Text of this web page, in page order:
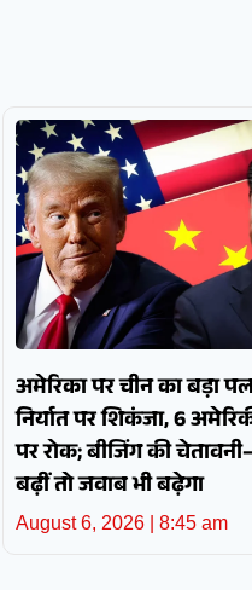
अमेरिका पर चीन का बड़ा
निर्यात पर शिकंजा, 6
पर रोक; बीजिंग की
बढ़ीं तो जवाब भी बढ़ेगा
August 6, 2026 8:45 am